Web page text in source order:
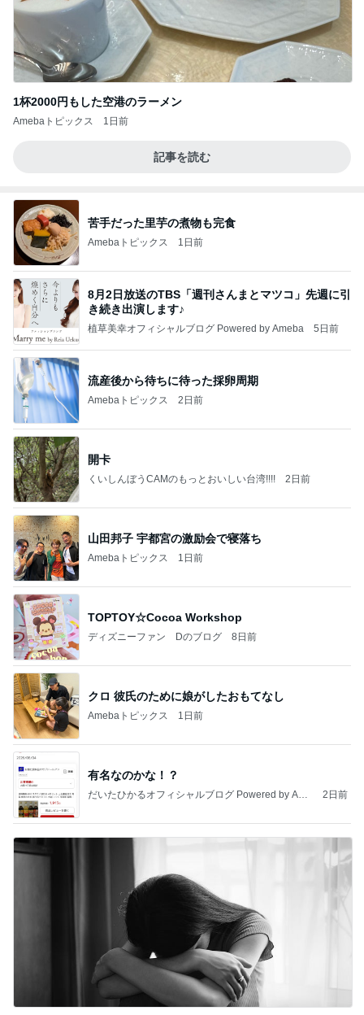
1杯2000円もした空港のラーメン
Amebaトピックス 1日前
記事を読む
苦手だった里芋の煮物も完食
Amebaトピックス 1日前
8月2日放送のTBS「週刊さんまとマツコ」先週に引
き続き出演します♪
植草美幸オフィシャルブログ Powered by Ameba 5日前
流産後から待ちに待った採卵周期
Amebaトピックス 2日前
開卡
くいしんぼうCAMのもっとおいしい台湾!!!! 2日前
山田邦子 宇都宮の激励会で寝落ち
Amebaトピックス 1日前
TOPTOY☆Cocoa Workshop
ディズニーファン Dのブログ 8日前
クロ 彼氏のために娘がしたおもてなし
Amebaトピックス 1日前
有名なのかな！？
だいたひかるオフィシャルブログ Powered by Ame
2日前